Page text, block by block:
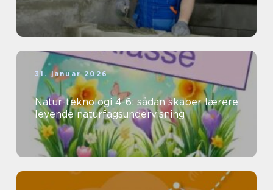
31. januar 2026
Natur-teknologi 4-6: sådan skaber lærere
levende naturfagsundervisning